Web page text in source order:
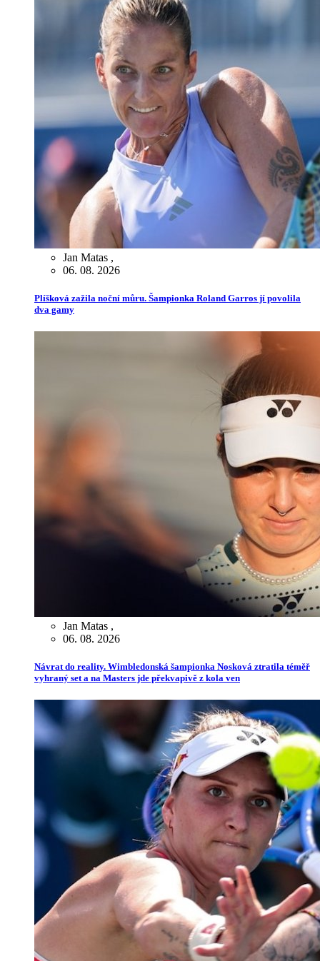
Jan Matas ,
06. 08. 2026
Plíšková zažila noční můru. Šampionka Roland Garros jí povolila
dva gamy
Jan Matas ,
06. 08. 2026
Návrat do reality. Wimbledonská šampionka Nosková ztratila téměř
vyhraný set a na Masters jde překvapivě z kola ven